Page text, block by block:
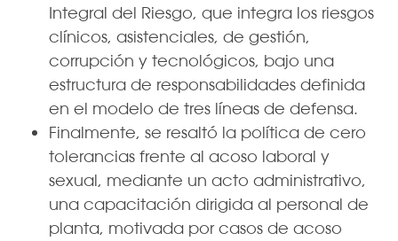
Integral del Riesgo, que integra los riesgos
clínicos, asistenciales, de gestión,
corrupción y tecnológicos, bajo una
estructura de responsabilidades definida
en el modelo de tres líneas de defensa.
Finalmente, se resaltó la política de cero
tolerancias frente al acoso laboral y
sexual, mediante un acto administrativo,
una capacitación dirigida al personal de
planta, motivada por casos de acoso